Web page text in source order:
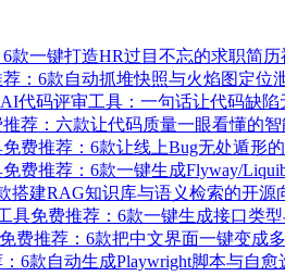
款一键打造HR过目不忘的求职简
：6款自动抓堆快照与火焰图定位
AI代码评审工具：一句话让代码缺
荐：六款让代码质量一眼看懂的
费推荐：6款让线上Bug无处遁形
费推荐：6款一键生成Flyway/
搭建RAG知识库与语义检索的开源
具免费推荐：6款一键生成接口类
费推荐：6款把中文界面一键变成
6款自动生成Playwright脚本与自